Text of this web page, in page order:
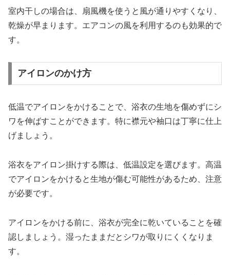
室内干しの場合は、扇風機を使うと風が通りやすくなり、
乾燥が早まります。エアコンの風を利用するのも効果的で
す。
アイロンのかけ方
低温でアイロンをかけることで、浴衣の生地を傷めずにシ
ワを伸ばすことができます。特に襟元や袖口は丁寧に仕上
げましょう。
浴衣をアイロン掛けする際は、低温設定を選びます。高温
でアイロンをかけると生地が傷む可能性があるため、注意
が必要です。
アイロンをかける前に、浴衣が完全に乾いていることを確
認しましょう。湿ったままだとシワが取りにくくなりま
す。